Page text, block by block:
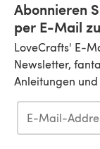
Abonnieren
per E-Mail
LoveCrafts' E-
Newsletter,
Anleitungen